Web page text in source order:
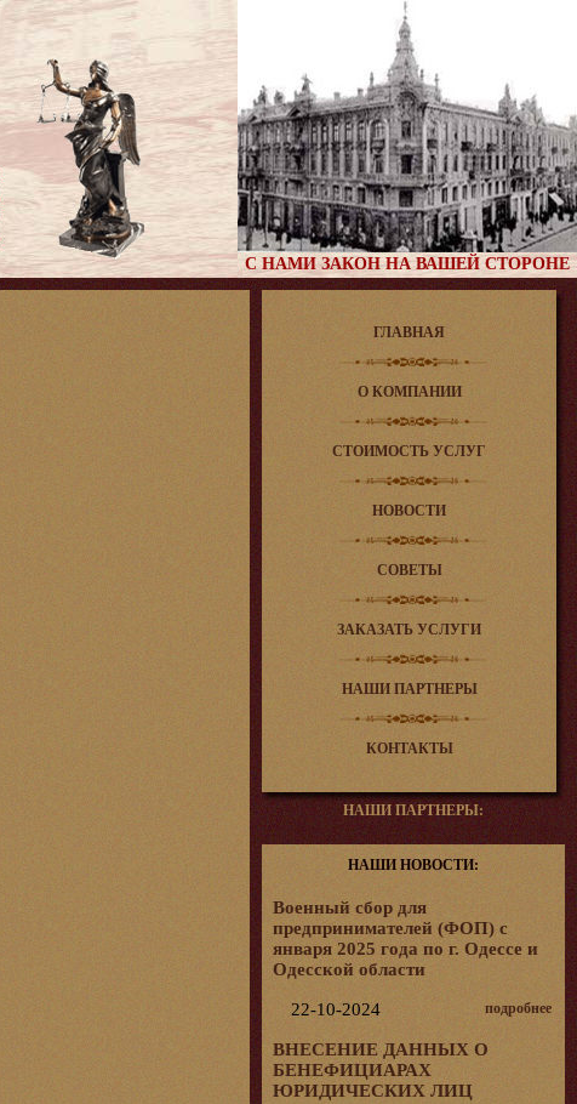
С НАМИ ЗАКОН НА ВАШЕЙ СТОРОНЕ
ГЛАВНАЯ
О КОМПАНИИ
СТОИМОСТЬ УСЛУГ
НОВОСТИ
СОВЕТЫ
ЗАКАЗАТЬ УСЛУГИ
НАШИ ПАРТНЕРЫ
КОНТАКТЫ
НАШИ ПАРТНЕРЫ:
НАШИ НОВОСТИ:
Военный сбор для
предпринимателей (ФОП) с
января 2025 года по г. Одессе и
Одесской области
22-10-2024 подробнее
ВНЕСЕНИЕ ДАННЫХ О
БЕНЕФИЦИАРАХ
ЮРИДИЧЕСКИХ ЛИЦ